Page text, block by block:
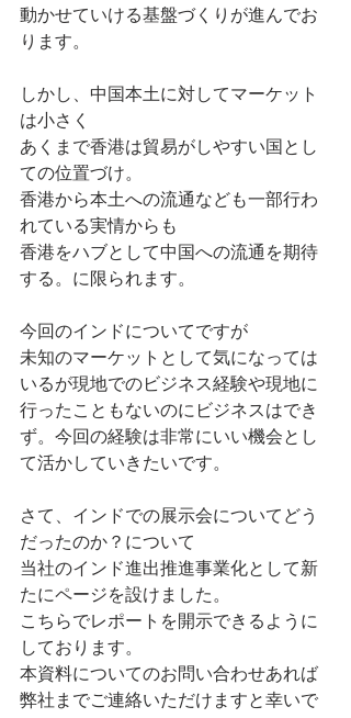
動かせていける基盤づくりが進んでお
ります。
しかし、中国本土に対してマーケット
は小さく
あくまで香港は貿易がしやすい国とし
ての位置づけ。
香港から本土への流通なども一部行わ
れている実情からも
香港をハブとして中国への流通を期待
する。に限られます。
今回のインドについてですが
未知のマーケットとして気になっては
いるが現地でのビジネス経験や現地に
行ったこともないのにビジネスはでき
ず。今回の経験は非常にいい機会とし
て活かしていきたいです。
さて、インドでの展示会についてどう
だったのか？について
当社のインド進出推進事業化として新
たにページを設けました。
こちらでレポートを開示できるように
しております。
本資料についてのお問い合わせあれば
弊社までご連絡いただけますと幸いで